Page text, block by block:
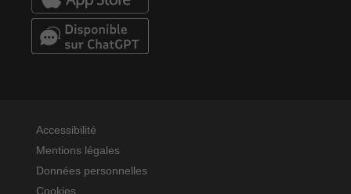
Accessibilité
Mentions légales
Données personnelles
Cookies